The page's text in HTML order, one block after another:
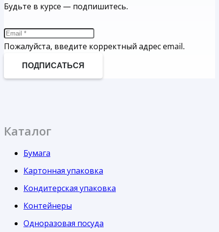
Будьте в курсе — подпишитесь.
Пожалуйста, введите корректный адрес email.
ПОДПИСАТЬСЯ
Каталог
Бумага
Картонная упаковка
Кондитерская упаковка
Контейнеры
Одноразовая посуда